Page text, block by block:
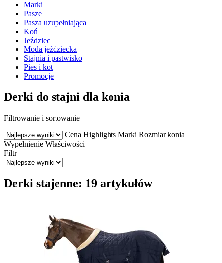
Marki
Pasze
Pasza uzupełniająca
Koń
Jeździec
Moda jeździecka
Stajnia i pastwisko
Pies i kot
Promocje
Derki do stajni dla konia
Filtrowanie i sortowanie
Cena Highlights Marki Rozmiar konia
Wypełnienie Właściwości
Filtr
Derki stajenne: 19 artykułów